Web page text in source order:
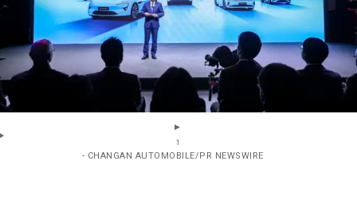
1
- CHANGAN AUTOMOBILE/PR NEWSWIRE